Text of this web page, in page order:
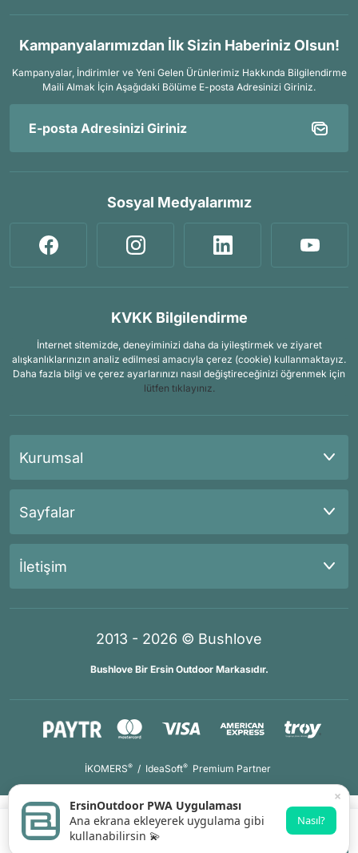
Kampanyalarımızdan İlk Sizin Haberiniz Olsun!
Kampanyalar, İndirimler ve Yeni Gelen Ürünlerimiz Hakkında Bilgilendirme
Maili Almak İçin Aşağıdaki Bölüme E-posta Adresinizi Giriniz.
Sosyal Medyalarımız
KVKK Bilgilendirme
İnternet sitemizde, deneyiminizi daha da iyileştirmek ve ziyaret
alışkanlıklarınızın analiz edilmesi amacıyla çerez (cookie) kullanmaktayız.
Daha fazla bilgi ve çerez ayarlarınızı nasıl değiştireceğinizi öğrenmek için
lütfen tıklayınız.
Kurumsal
Sayfalar
İletişim
2013 - 2026 © Bushlove
Bushlove Bir Ersin Outdoor Markasıdır.
İKOMERS® / IdeaSoft® Premium Partner
×
ErsinOutdoor PWA Uygulaması
Ana ekrana ekleyerek uygulama gibi
kullanabilirsin 💫
Nasıl?